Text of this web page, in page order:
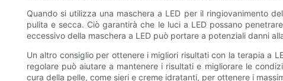
Quando si utilizza una maschera a LED per il ringiovanimento
pulita e secca. Ciò garantirà che le luci a LED possano
eccessivo della maschera a LED può portare a potenziali danni
Un altro consiglio per ottenere i migliori risultati con la terapia a
regolare può aiutare a mantenere i risultati e migliorare le
cura della pelle, come sieri e creme idratanti, per ottenere i